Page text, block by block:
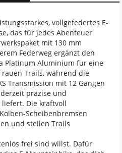
vollgefedertes E-
das für jedes Abenteuer
mit 130 mm
Federweg ergänzt den
Platinum Aluminium für eine
Trails, während die
Transmission mit 12 Gängen
präzise und
liefert. Die kraftvoll
Scheibenbremsen
und steilen Trails
frei sind willst. Dafür